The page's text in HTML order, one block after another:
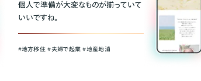
個人で準備が大変なものが揃っていて
いいですね。
#地方移住 #夫婦で起業 #地産地消